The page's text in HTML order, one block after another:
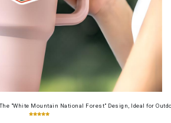
"White Mountain National Forest" Design, Ideal for